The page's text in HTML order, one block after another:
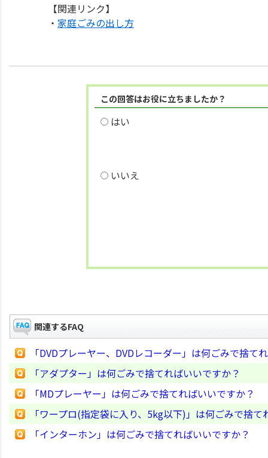
【関連リンク】
・ 家庭ごみの出し方
この回答はお役に立ちましたか？
はい
いいえ
関連するFAQ
「DVDプレーヤー、DVDレコーダー」は何ごみで捨て
「アダプター」は何ごみで捨てればいいですか？
「MDプレーヤー」は何ごみで捨てればいいですか？
「ワープロ(指定袋に入り、5kg以下)」は何ごみで捨
「インターホン」は何ごみで捨てればいいですか？